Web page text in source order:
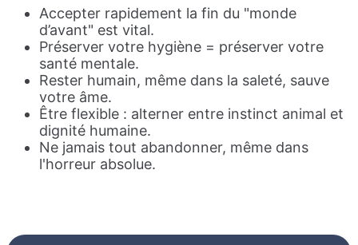
Accepter rapidement la fin du "monde
d’avant" est vital.
Préserver votre hygiène = préserver votre
santé mentale.
Rester humain, même dans la saleté, sauve
votre âme.
Être flexible : alterner entre instinct animal et
dignité humaine.
Ne jamais tout abandonner, même dans
l'horreur absolue.